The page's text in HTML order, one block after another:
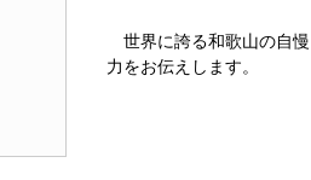
世界に誇る和歌山の自
力をお伝えします。